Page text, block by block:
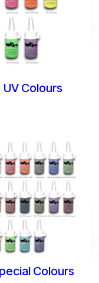
UV Colours
Colours